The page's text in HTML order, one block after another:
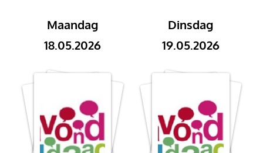
Maandag
18.05.2026
Dinsdag
19.05.2026